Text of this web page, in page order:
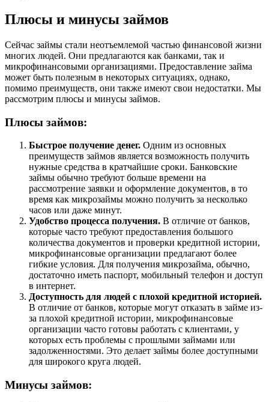
Плюсы и минусы займов
Сейчас займы стали неотъемлемой частью финансовой жизни
многих людей. Они предлагаются как банками, так и
микрофинансовыми организациями. Предоставление займа
может быть полезным в некоторых ситуациях, однако,
помимо преимуществ, они также имеют свои недостатки. Мы
рассмотрим плюсы и минусы займов.
Плюсы займов:
Быстрое получение денег. Одним из основных
преимуществ займов является возможность получить
нужные средства в кратчайшие сроки. Банковские
займы обычно требуют больше времени на
рассмотрение заявки и оформление документов, в то
время как микрозаймы можно получить за несколько
часов или даже минут.
Удобство процесса получения. В отличие от банков,
которые часто требуют предоставления большого
количества документов и проверки кредитной истории,
микрофинансовые организации предлагают более
гибкие условия. Для получения микрозайма, обычно,
достаточно иметь паспорт, мобильный телефон и доступ
в интернет.
Доступность для людей с плохой кредитной историей.
В отличие от банков, которые могут отказать в займе из-
за плохой кредитной истории, микрофинансовые
организации часто готовы работать с клиентами, у
которых есть проблемы с прошлыми займами или
задолженностями. Это делает займы более доступными
для широкого круга людей.
Минусы займов: